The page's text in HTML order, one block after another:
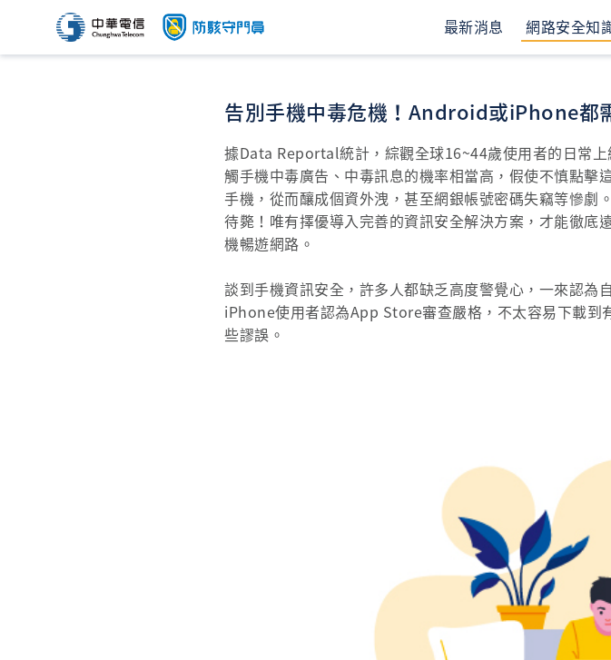
最新消息 網路安全知
告別手機中毒危機！Android或iPhone都
據Data Reportal統計，綜觀全球16~44歲使用者的日常
觸手機中毒廣告、中毒訊息的機率相當高，假使不慎點擊
手機，從而釀成個資外洩，甚至網銀帳號密碼失竊等慘
待斃！唯有擇優導入完善的資訊安全解決方案，才能徹
機暢遊網路。
談到手機資訊安全，許多人都缺乏高度警覺心，一來認為
iPhone使用者認為App Store審查嚴格，不太容易下載到
些謬誤。